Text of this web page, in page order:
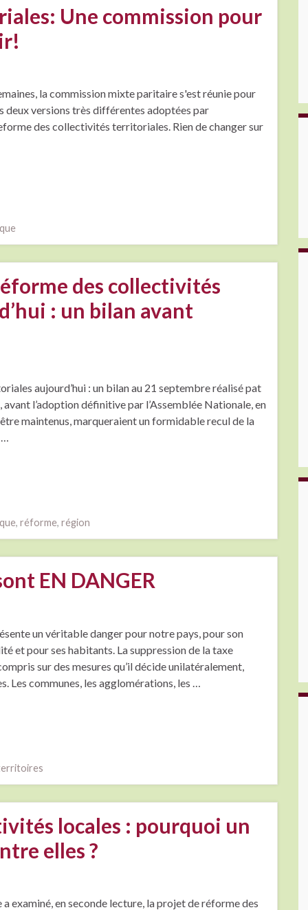
Une commission pour
la commission mixte paritaire s'est réunie pour
versions très différentes adoptées par
des collectivités territoriales. Rien de changer sur
des collectivités
: un bilan avant
aujourd’hui : un bilan au 21 septembre réalisé pat
l’adoption définitive par l’Assemblée Nationale, en
maintenus, marqueraient un formidable recul de la
…
, réforme, région
EN DANGER
un véritable danger pour notre pays, pour son
et pour ses habitants. La suppression de la taxe
sur des mesures qu’il décide unilatéralement,
Les communes, les agglomérations, les …
locales : pourquoi un
elles ?
examiné, en seconde lecture, la projet de réforme des